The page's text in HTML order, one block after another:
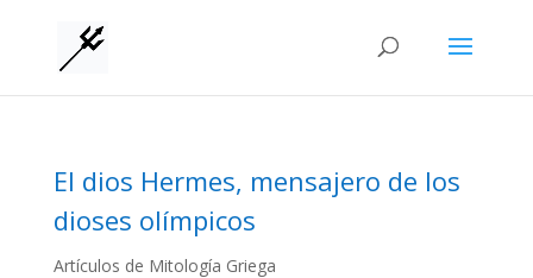
El dios Hermes, mensajero de los
dioses olímpicos
Artículos de Mitología Griega